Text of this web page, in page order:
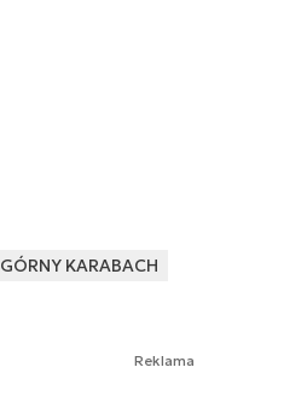
GÓRNY KARABACH
Reklama